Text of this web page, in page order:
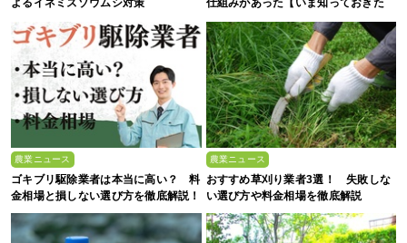
農業ニュース
ゴキブリ駆除業者は本当に高い？ 料
金相場と損しない選び方を徹底解説！
農業ニュース
おすすめ草刈り業者3選！ 失敗しな
い選び方や料金相場を徹底解説